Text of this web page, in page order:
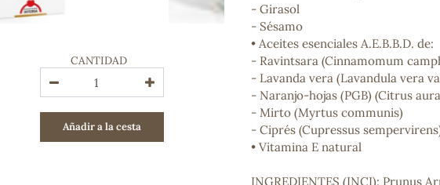
Antioxidantes
COSMÉTICA E HIGIENE PERSONAL
Cremas, lociones y aceites corporales
Hombre
Higiene personal
Labiales
CANTIDAD
Añadir a la cesta
- Girasol
- Sésamo
• Aceites esenciales A.E.B.B.D. de:
- Ravintsara (Cinnamomum
- Lavanda vera (Lavandula vera
- Naranjo-hojas (PGB) (Citrus
- Mirto (Myrtus communis)
- Ciprés (Cupressus
• Vitamina E natural
INGREDIENTES (INCI): Prunus